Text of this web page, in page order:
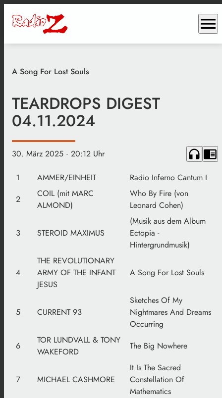
menu
A Song For Lost Souls
TEARDROPS DIGEST
04.11.2024
30. März 2025 · 20:12 Uhr headphones chrome_reader_mode
1 AMMER/EINHEIT
Radio Inferno Cantum I
2
COIL (mit MARC
ALMOND)
Who By Fire (von
Leonard Cohen)
3 STEROID MAXIMUS
(Musik aus dem Album
Ectopia -
Hintergrundmusik)
4
THE REVOLUTIONARY
ARMY OF THE INFANT
JESUS
A Song For Lost Souls
5 CURRENT 93
Sketches Of My
Nightmares And Dreams
Occurring
6
TOR LUNDVALL & TONY
WAKEFORD
The Big Nowhere
7 MICHAEL CASHMORE
It Is The Sacred
Constellation Of
Mathematics